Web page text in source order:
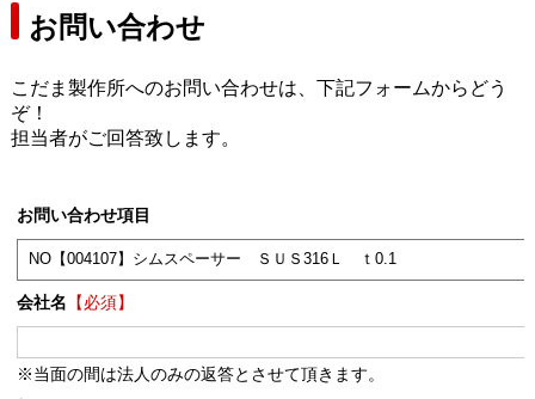
お問い合わせ
こだま製作所へのお問い合わせは、下記フォームからどう
ぞ！
担当者がご回答致します。
お問い合わせ項目
会社名 【必須】
※当面の間は法人のみの返答とさせて頂きます。